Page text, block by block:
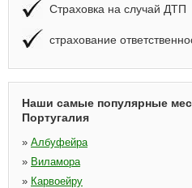
Страховка на случай ДТП
страхование
Наши самые популярные
Португалия
» Албуфейра
» Виламора
» Карвоейру